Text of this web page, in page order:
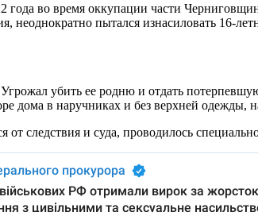
года во время оккупации части
пытался изнасиловать 16-
убить ее родню и отдать
дома в наручниках и без верхней одежды,
следствия и суда, проводилось